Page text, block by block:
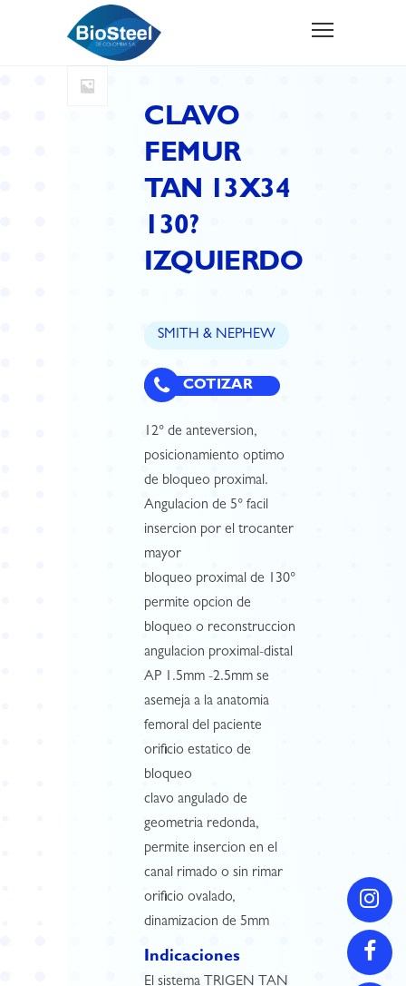
CLAVO
FEMUR
TAN 13X34
130?
IZQUIERDO
SMITH & NEPHEW
COTIZAR
12° de anteversion,
posicionamiento optimo
de bloqueo proximal.
Angulacion de 5° facil
insercion por el trocanter
mayor
bloqueo proximal de 130°
permite opcion de
bloqueo o reconstruccion
angulacion proximal-distal
AP 1.5mm -2.5mm se
asemeja a la anatomia
femoral del paciente
orificio estatico de
bloqueo
clavo angulado de
geometria redonda,
permite insercion en el
canal rimado o sin rimar
orificio ovalado,
dinamizacion de 5mm
Indicaciones
El sistema TRIGEN TAN